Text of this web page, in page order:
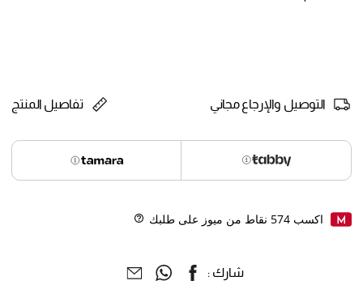
التوصيل والإرجاع مجاني تفاصيل المنتج
اكسب574نقاط من ميوز على طلبك
شارك :